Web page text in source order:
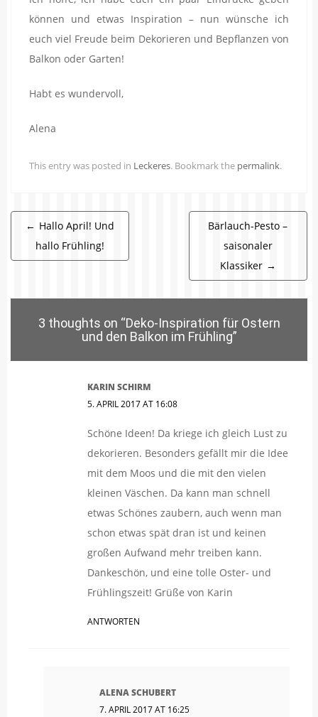
können und etwas Inspiration – nun wünsche ich
euch viel Freude beim Dekorieren und Bepflanzen von
Balkon oder Garten!
Habt es wundervoll,
Alena
This entry was posted in Leckeres. Bookmark the permalink.
Beitragsnavigation
← Hallo April! Und
hallo Frühling!
Bärlauch-Pesto –
saisonaler
Klassiker →
3 thoughts on “Deko-Inspiration für Ostern
und den Balkon im Frühling”
KARIN SCHIRM
5. APRIL 2017 AT 16:08
Schöne Ideen! Da kriege ich gleich Lust zu
dekorieren. Besonders gefällt mir die Idee
mit dem Moos und die mit den vielen
kleinen Väschen. Da kann man schnell
etwas Schönes zaubern, auch wenn man
schon etwas spät dran ist und keinen
großen Aufwand mehr treiben kann.
Dankeschön, und eine tolle Oster- und
Frühlingszeit! Grüße von Karin
ANTWORTEN
ALENA SCHUBERT
7. APRIL 2017 AT 16:25